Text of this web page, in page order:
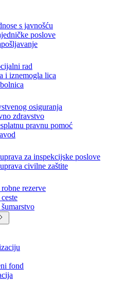
s javnošću
poslove
rad
i iznemogla lica
osiguranja
zdravstvo
pravnu pomoć
za inspekcijske poslove
civilne zaštite
rezerve